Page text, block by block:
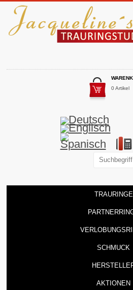
0 Artikel
TRAURINGE
SCHMUCK
AKTIONEN